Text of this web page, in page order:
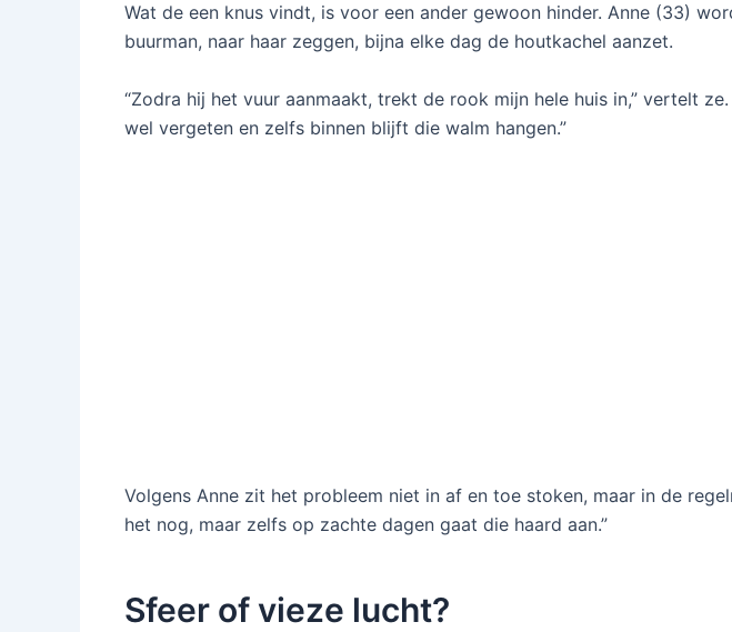
Wat de een knus vindt, is voor een ander gewoon hinder. Anne (33)
buurman, naar haar zeggen, bijna elke dag de houtkachel aanzet.
“Zodra hij het vuur aanmaakt, trekt de rook mijn hele huis in,” vertelt
wel vergeten en zelfs binnen blijft die walm hangen.”
Volgens Anne zit het probleem niet in af en toe stoken, maar in de
het nog, maar zelfs op zachte dagen gaat die haard aan.”
Sfeer of vieze lucht?